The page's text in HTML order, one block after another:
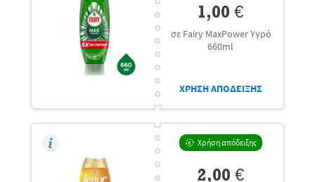
1,00 €
σε Fairy MaxPower Υγρό
660ml
ΧΡΗΣΗ ΑΠΟΔΕΙΞΗΣ
Χρήση απόδειξης
2,00 €